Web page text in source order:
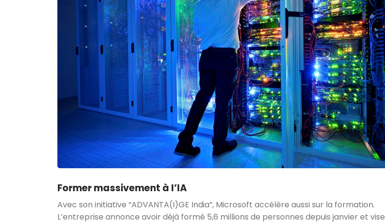
Former massivement à l’IA
Avec son initiative “ADVANTA(I)GE India”, Microsoft accélère aussi sur la formation.
L’entreprise annonce avoir déjà formé 5,6 millions de personnes depuis janvier et vise